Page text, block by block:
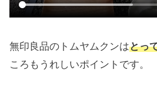
無印良品のトムヤムクンはとっ
ころもうれしいポイントです。